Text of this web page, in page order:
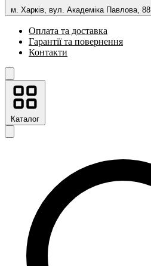
м. Харків, вул. Академіка Павлова, 88
Оплата та доставка
Гарантії та повернення
Контакти
Каталог